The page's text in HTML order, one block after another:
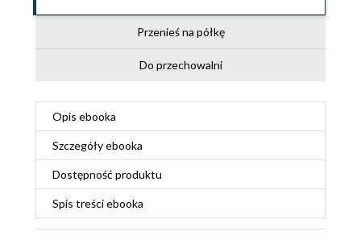
Przenieś na półkę
Do przechowalni
Opis ebooka
Szczegółyebooka
Dostępność produktu
Spis treściebooka